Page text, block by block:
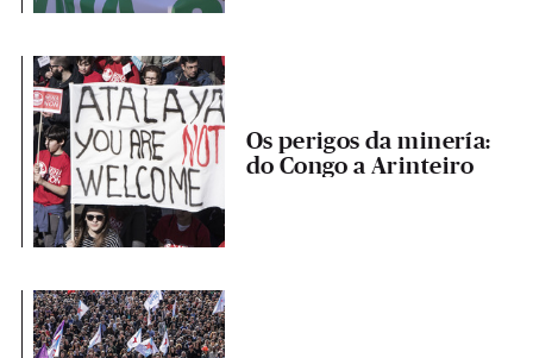
Os perigos da minería:
do Congo a Arinteiro